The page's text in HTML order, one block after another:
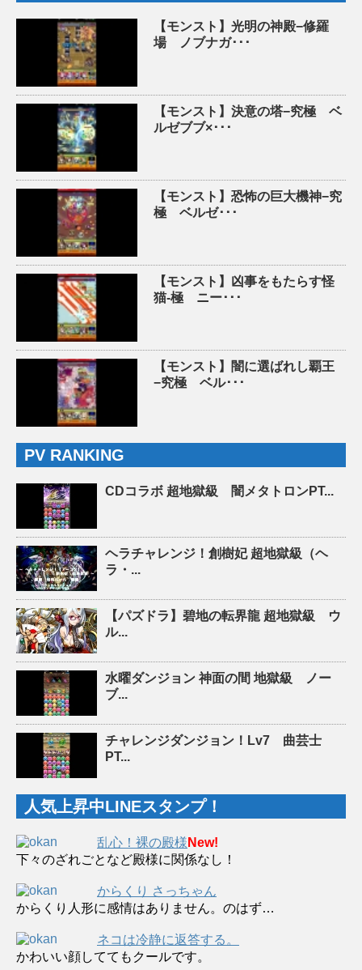
【モンスト】光明の神殿−修羅
場 ノブナガ･･･
【モンスト】決意の塔−究極 ベ
ルゼブブ×･･･
【モンスト】恐怖の巨大機神−究
極 ベルゼ･･･
【モンスト】凶事をもたらす怪
猫-極 ニー･･･
【モンスト】闇に選ばれし覇王
−究極 ベル･･･
PV RANKING
CDコラボ 超地獄級 闇メタトロンPT...
ヘラチャレンジ！創樹妃 超地獄級（ヘ
ラ・...
【パズドラ】碧地の転界龍 超地獄級 ウ
ル...
水曜ダンジョン 神面の間 地獄級 ノー
ブ...
チャレンジダンジョン！Lv7 曲芸士
PT...
人気上昇中LINEスタンプ！
乱心！裸の殿様 New!
下々のざれごとなど殿様に関係なし！
からくり さっちゃん
からくり人形に感情はありません。のはず…
ネコは冷静に返答する。
かわいい顔しててもクールです。